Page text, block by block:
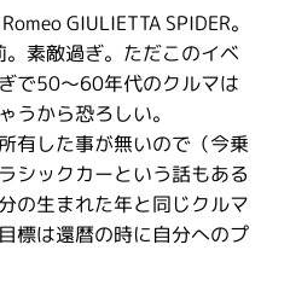
GIULIETTA SPIDER。
素敵過ぎ。ただこのイベ
で50〜60年代のクルマは
うから恐ろしい。
有した事が無いので（今乗
シックカーという話もある
の生まれた年と同じクルマ
標は還暦の時に自分へのプ